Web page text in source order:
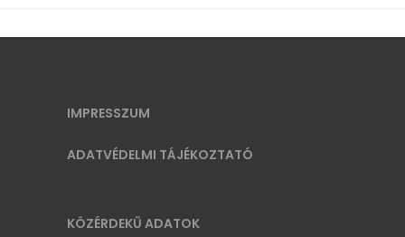
IMPRESSZUM
ADATVÉDELMI TÁJÉKOZTATÓ
KÖZÉRDEKŰ ADATOK